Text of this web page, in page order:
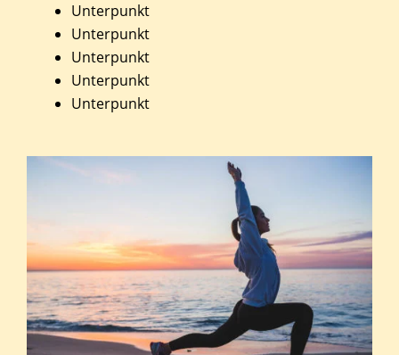
Unterpunkt
Unterpunkt
Unterpunkt
Unterpunkt
Unterpunkt